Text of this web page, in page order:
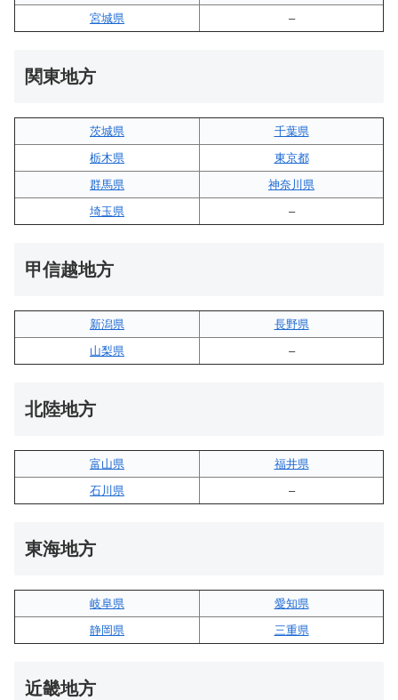
宮城県
–
関東地方
茨城県
千葉県
栃木県
東京都
群馬県
神奈川県
埼玉県
–
甲信越地方
新潟県
長野県
山梨県
–
北陸地方
富山県
福井県
石川県
–
東海地方
岐阜県
愛知県
静岡県
三重県
近畿地方